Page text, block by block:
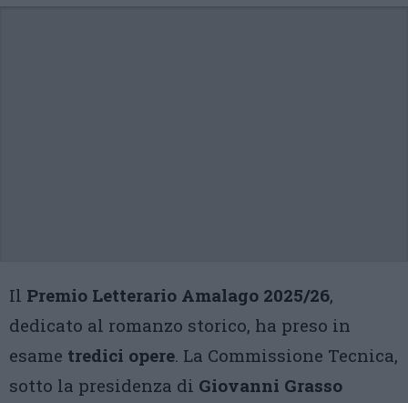
Il Premio Letterario Amalago 2025/26,
dedicato al romanzo storico, ha preso in
esame tredici opere. La Commissione Tecnica,
sotto la presidenza di Giovanni Grasso